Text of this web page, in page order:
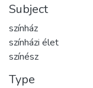
Subject
színház
színházi élet
színész
Type